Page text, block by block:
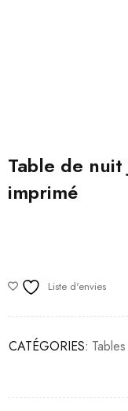
Table de
imprimé
Liste d'envies
CATÉGORIES: